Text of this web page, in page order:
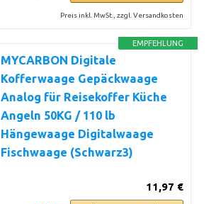
Preis inkl. MwSt., zzgl. Versandkosten
EMPFEHLUNG
MYCARBON Digitale
Kofferwaage Gepäckwaage
Analog für Reisekoffer Küche
Angeln 50KG / 110 lb
Hängewaage Digitalwaage
Fischwaage (Schwarz3)
11,97 €